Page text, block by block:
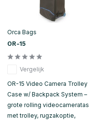
Orca Bags
OR-15
Vergelijk
OR-15 Video Camera Trolley
Case w/ Backpack System –
grote rolling videocameratas
met trolley, rugzakoptie,